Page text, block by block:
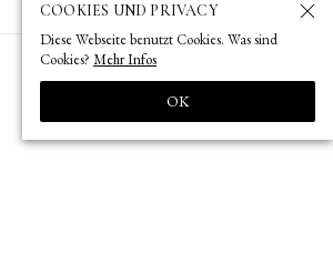
COOKIES UND PRIVACY
Diese Webseite benutzt Cookies. Was sind
Cookies? Mehr Infos
OK